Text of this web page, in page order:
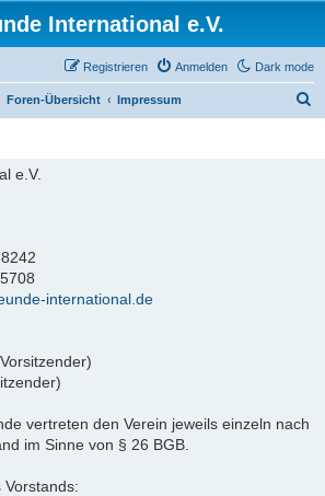
International e.V.
Dark mode
Anmelden
Registrieren
Foren-Übersicht Impressum
e.V.
international.de
vertreten den Verein jeweils einzeln nach
im Sinne von § 26 BGB.